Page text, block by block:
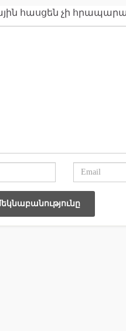
հասցեն չի